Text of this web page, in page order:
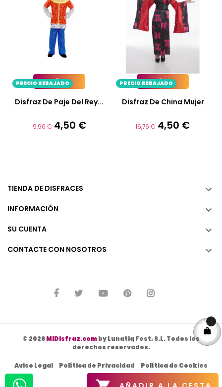
PRECIO REBAJADO
Añadir A La Cesta
Disfraz De Paje Del Rey...
Precio
9,90 € Precio
4,50 €
PRECIO REBAJADO
Añadir A La Cesta
Disfraz De China Mujer
Precio
16,76 € Precio
4,50 €
TIENDA DE DISFRACES 
INFORMACIÓN 
SU CUENTA 
CONTACTE CON NOSOTROS 
© 2026MiDisfraz.comby Lunatiq Fest, S.L. Todos los
derechos reservados.
Aviso Legal Política de Privacidad Política de Cookies